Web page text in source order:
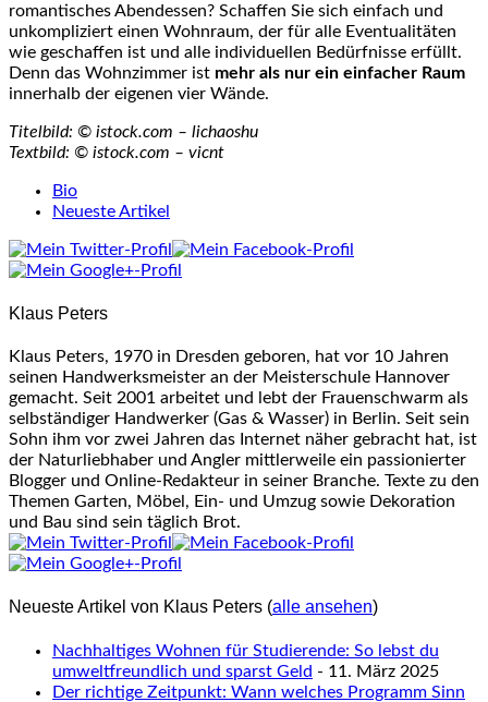
romantisches Abendessen? Schaffen Sie sich einfach und
unkompliziert einen Wohnraum, der für alle Eventualitäten
wie geschaffen ist und alle individuellen Bedürfnisse erfüllt.
Denn das Wohnzimmer ist mehr als nur ein einfacher Raum
innerhalb der eigenen vier Wände.
Titelbild: © istock.com – lichaoshu
Textbild: © istock.com – vicnt
following
tabs
change
below.
Bio
Neueste Artikel
Klaus Peters
Klaus Peters, 1970 in Dresden geboren, hat vor 10 Jahren
seinen Handwerksmeister an der Meisterschule Hannover
gemacht. Seit 2001 arbeitet und lebt der Frauenschwarm als
selbständiger Handwerker (Gas & Wasser) in Berlin. Seit sein
Sohn ihm vor zwei Jahren das Internet näher gebracht hat, ist
der Naturliebhaber und Angler mittlerweile ein passionierter
Blogger und Online-Redakteur in seiner Branche. Texte zu den
Themen Garten, Möbel, Ein- und Umzug sowie Dekoration
und Bau sind sein täglich Brot.
Neueste Artikel von Klaus Peters (alle ansehen)
Nachhaltiges Wohnen für Studierende: So lebst du
umweltfreundlich und sparst Geld - 11. März 2025
Der richtige Zeitpunkt: Wann welches Programm Sinn